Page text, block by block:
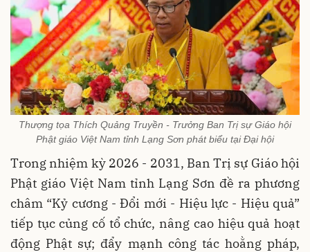
Thượng tọa Thích Quảng Truyền - Trưởng Ban Trị sự Giáo hội
Phật giáo Việt Nam tỉnh Lạng Sơn phát biểu tại Đại hội
Trong nhiệm kỳ 2026 - 2031, Ban Trị sự Giáo hội
Phật giáo Việt Nam tỉnh Lạng Sơn đề ra phương
châm “Kỷ cương - Đổi mới - Hiệu lực - Hiệu quả”
tiếp tục củng cố tổ chức, nâng cao hiệu quả hoạt
động Phật sự; đẩy mạnh công tác hoằng pháp,